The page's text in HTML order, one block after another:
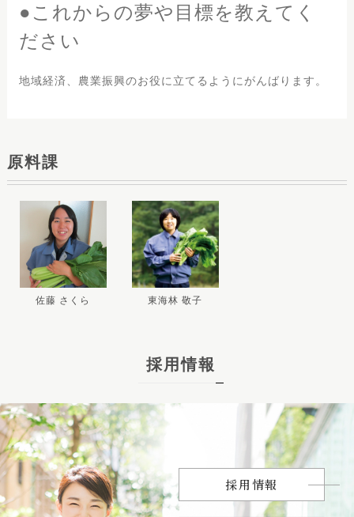
●これからの夢や目標を教えてく
ださい
地域経済、農業振興のお役に立てるようにがんばります。
原料課
佐藤 さくら 東海林 敬子
採用情報
採用情報